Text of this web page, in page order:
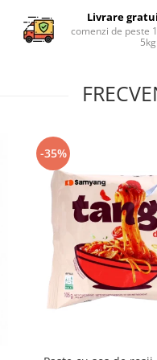
Livrare
comenzi de peste
5kg
-35%